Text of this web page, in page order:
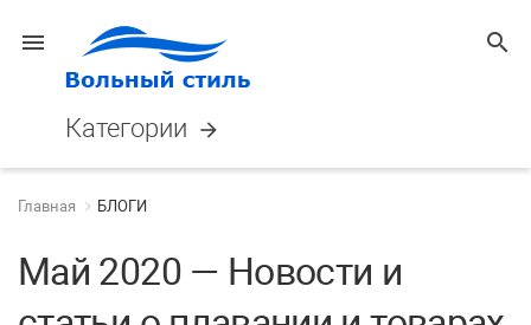
menu search
Категории arrow_forward
Главная БЛОГИ
Май 2020 — Новости и